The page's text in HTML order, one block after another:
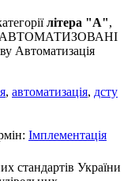
літера "А",
АВТОМАТИЗОВАНІ
Автоматизація
, автоматизація, дсту
Імплементація
стандартів України